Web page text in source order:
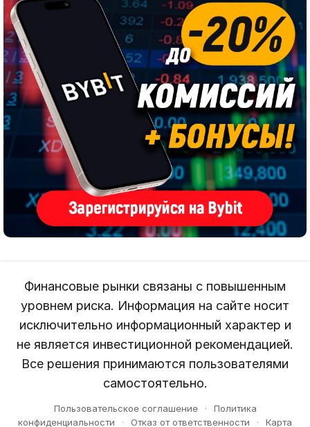
Финансовые рынки связаны с повышенным
уровнем риска. Информация на сайте носит
исключительно информационный характер и
не является инвестиционной рекомендацией.
Все решения принимаются пользователями
самостоятельно.
Пользовательское соглашение ·
Политика
конфиденциальности
· Отказ от ответственности · Карта